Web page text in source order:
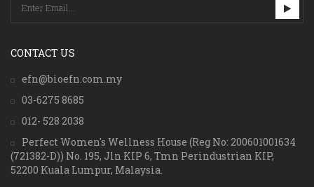
CONTACT US
efn@bioefn.com.my
03-6275 8685
012- 528 2038
Perfect Women's Wellness House (Reg No: 200601001634
(721382-D)) No. 195, Jln KIP 6, Tmn Perindustrian KIP,
52200 Kuala Lumpur, Malaysia.